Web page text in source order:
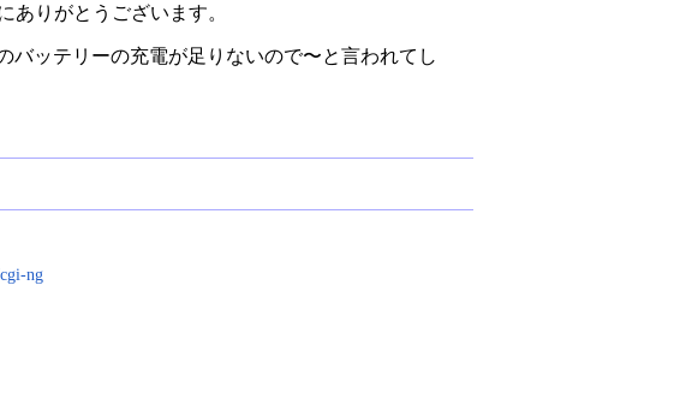
ありがとうございます。
バッテリーの充電が足りないので〜と言われてし
ng